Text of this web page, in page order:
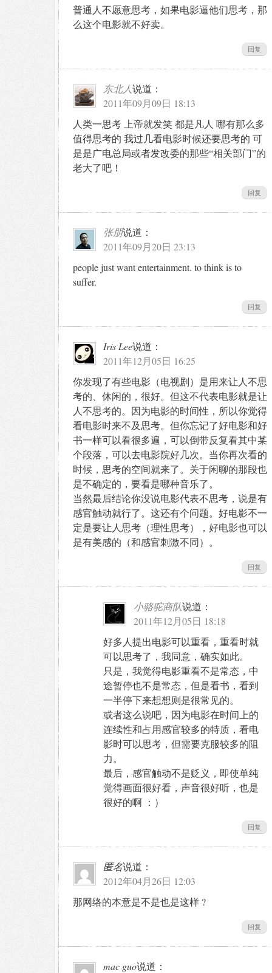
普通人不愿意思考，如果电影逼他们思考，那
么这个电影就不好卖。
回复
东北人说道：
2011年09月09日 18:13
人类一思考 上帝就发笑 都是凡人 哪有那么多
值得思考的 我过几看电影时候还要思考的 可
是是广电总局或者发改委的那些“相关部门”的
老大了吧！
回复
张朋说道：
2011年09月20日 23:13
people just want entertainment. to think is to
suffer.
回复
Iris Lee说道：
2011年12月05日 16:25
你发现了有些电影（电视剧）是用来让人不思
考的、休闲的，很好。但这不代表电影就是让
人不思考的。因为电影的时间性，所以你觉得
看电影时来不及思考。但你忘记了好电影和好
书一样可以看很多遍，可以倒带反复看其中某
个段落，可以去电影院好几次。当你再次看的
时候，思考的空间就来了。关于闲聊的那段也
是不确定的，要看是哪种音乐了。
当然最后结论你没说电影代表不思考，说是有
感官触动就行了。这还有个问题。好电影不一
定是要让人思考（理性思考），好电影也可以
是有美感的（和感官刺激不同）。
回复
小骆驼商队说道：
2011年12月05日 18:18
好多人提出电影可以重看，重看时就
可以思考了，我同意，确实如此。
只是，我觉得电影重看不是常态，中
途暂停也不是常态，但是看书，看到
一半停下来想想则是很常见的。
或者这么说吧，因为电影在时间上的
连续性和占用感官较多的特质，看电
影时可以思考，但需要克服较多的阻
力。
最后，感官触动不是贬义，即使单纯
觉得画面很好看，声音很好听，也是
很好的啊 ：）
回复
匿名说道：
2012年04月26日 12:03
那网络的本意是不是也是这样 ?
回复
mac guo说道：